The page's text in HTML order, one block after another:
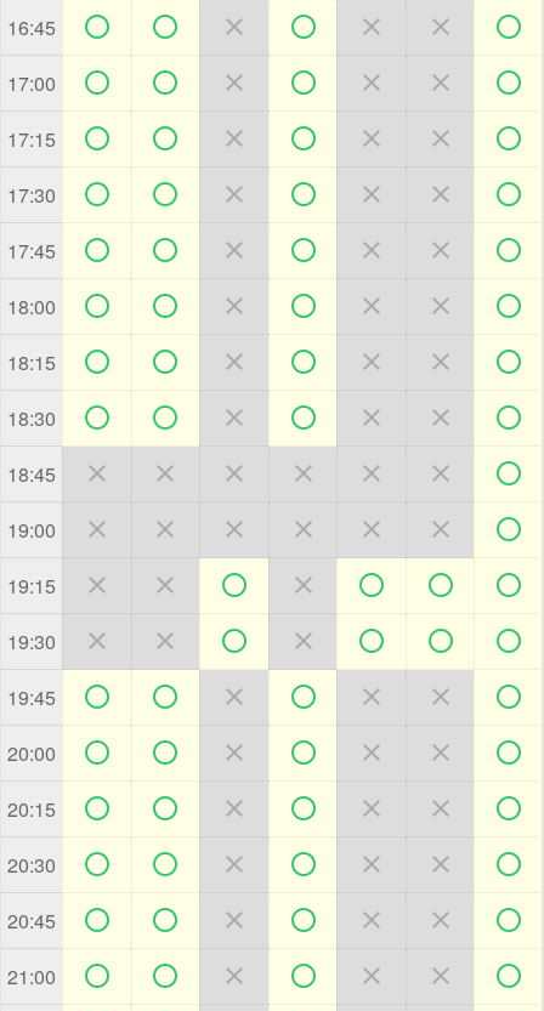
16:45       
17:00       
17:15       
17:30       
17:45       
18:00       
18:15       
18:30       
18:45       
19:00       
19:15       
19:30       
19:45       
20:00       
20:15       
20:30       
20:45       
21:00       